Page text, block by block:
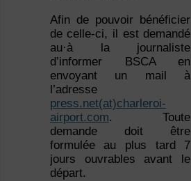
Afin de pouvoir bénéficier
de celle-ci, il est demandé
au·à la journaliste
d’informer BSCA en
envoyant un mail à
l’adresse
press.net(at)charleroi-
airport.com. Toute
demande doit être
formulée au plus tard 7
jours ouvrables avant le
départ.